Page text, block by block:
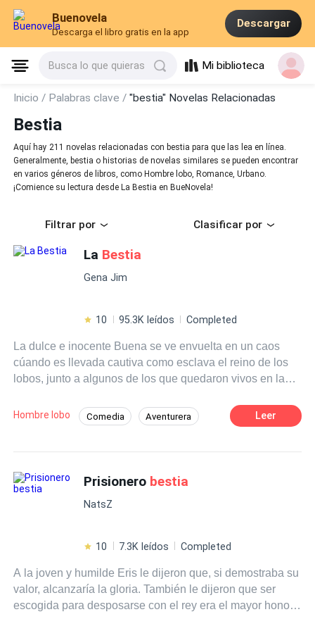
Buenovela
Descarga el libro gratis en la app
Descargar
Busca lo que quieras Mi biblioteca
Inicio / Palabras clave /"bestia" Novelas Relacionadas
Bestia
Aquí hay 211 novelas relacionadas con bestia para que las lea en línea.
Generalmente, bestia o historias de novelas similares se pueden encontrar
en varios géneros de libros, como Hombre lobo, Romance, Urbano.
¡Comience su lectura desde La Bestia en BueNovela!
Filtrar por Clasificar por
La Bestia
Gena Jim
10 95.3K leídos Completed
La dulce e inocente Buena se ve envuelta en un caos
cúando es llevada cautiva como esclava el reino de los
lobos, junto a algunos de los que quedaron vivos en la
luna de la manada. ¿Que hará buena? ¿Descubrirá la
verdad de todo lo que está pasando?
Hombre lobo Comedia Aventurera
Luna
Leer
Prisionero bestia
NatsZ
10 7.3K leídos Completed
A la joven y humilde Eris le dijeron que, si demostraba su
valor, alcanzaría la gloria. También le dijeron que ser
escogida para desposarse con el rey era el mayor honor